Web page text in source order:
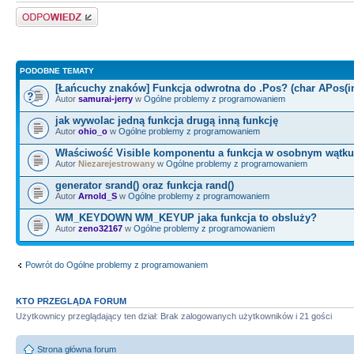
Odpowiedz
PODOBNE TEMATY
[Łańcuchy znaków] Funkcja odwrotna do .Pos? (char
Autor samurai-jerry w Ogólne problemy z programowaniem
jak wywolac jedną funkcja drugą inną funkcję
Autor ohio_o w Ogólne problemy z programowaniem
Właściwość Visible komponentu a funkcja w osobnym
Autor Niezarejestrowany w Ogólne problemy z programowaniem
generator srand() oraz funkcja rand()
Autor Arnold_S w Ogólne problemy z programowaniem
WM_KEYDOWN WM_KEYUP jaka funkcja to obsluży?
Autor zeno32167 w Ogólne problemy z programowaniem
Powrót do Ogólne problemy z programowaniem
KTO PRZEGLĄDA FORUM
Użytkownicy przeglądający ten dział: Brak zalogowanych użytkowników i 21 gości
Strona główna forum